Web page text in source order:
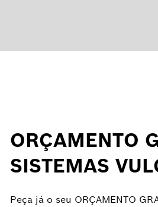
ORÇAMENTO
SISTEMAS
Peça já o seu ORÇAMENTO